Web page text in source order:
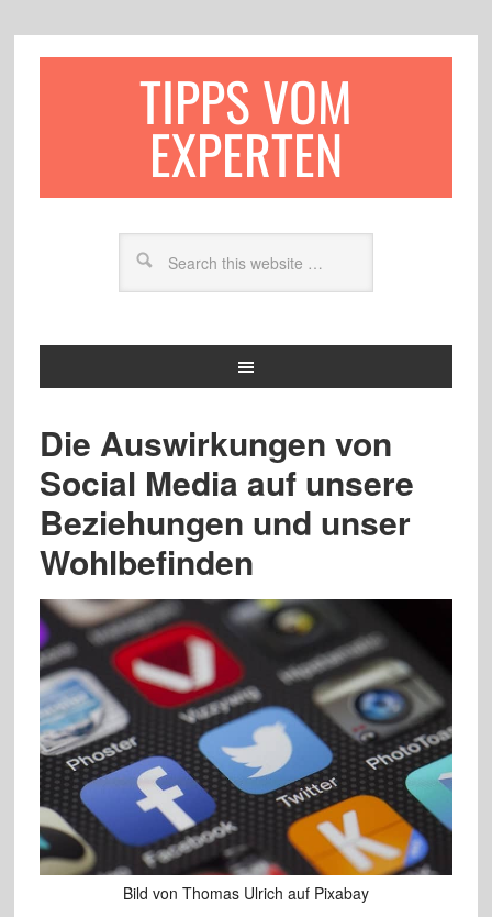
TIPPS VOM
EXPERTEN
Die Auswirkungen von
Social Media auf unsere
Beziehungen und unser
Wohlbefinden
Bild von Thomas Ulrich auf Pixabay